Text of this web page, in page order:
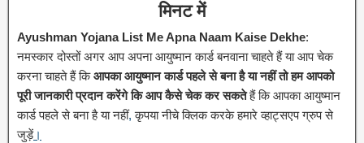
मिनट में
Ayushman Yojana List Me Apna Naam Kaise Dekhe:
नमस्कार दोस्तों अगर आप अपना आयुष्मान कार्ड बनवाना चाहते हैं या आप चेक
करना चाहते हैं किआपका आयुष्मान कार्ड पहले से बना है या नहीं तो हम आपको
पूरी जानकारी प्रदान करेंगे कि आप कैसे चेक कर सकतेहैं कि आपका आयुष्मान
कार्ड पहले से बना है या नहीं, कृपया नीचे क्लिक करके हमारे व्हाट्सएप ग्रुप से
जुड़ें।